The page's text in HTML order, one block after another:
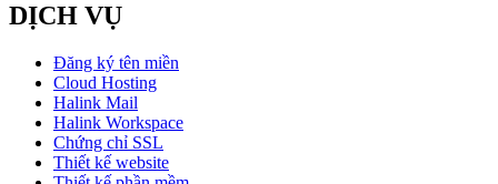
DỊCH VỤ
Đăng ký tên miền
Cloud Hosting
Halink Mail
Halink Workspace
Chứng chỉ SSL
Thiết kế website